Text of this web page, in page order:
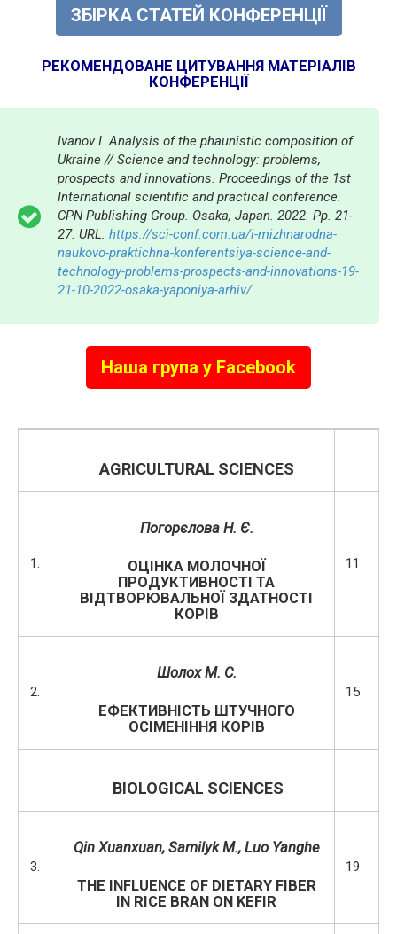
ЗБІРКА СТАТЕЙ КОНФЕРЕНЦІЇ
РЕКОМЕНДОВАНЕ ЦИТУВАННЯ МАТЕРІАЛІВ
КОНФЕРЕНЦІЇ
Ivanov I. Analysis of the phaunistic composition of
Ukraine // Science and technology: problems,
prospects and innovations. Proceedings of the 1st
International scientific and practical conference.
CPN Publishing Group. Osaka, Japan. 2022. Pp. 21-
27. URL: https://sci-conf.com.ua/i-mizhnarodna-
naukovo-praktichna-konferentsiya-science-and-
technology-problems-prospects-and-innovations-19-
21-10-2022-osaka-yaponiya-arhiv/.
Наша група у Facebook
AGRICULTURAL SCIENCES
1.
Погорєлова Н. Є.
ОЦІНКА МОЛОЧНОЇ
ПРОДУКТИВНОСТІ ТА
ВІДТВОРЮВАЛЬНОЇ ЗДАТНОСТІ
КОРІВ
11
2.
Шолох М. С.
ЕФЕКТИВНІСТЬ ШТУЧНОГО
ОСІМЕНІННЯ КОРІВ
15
BIOLOGICAL SCIENCES
3.
Qin Xuanxuan, Samilyk M., Luo Yanghe
THE INFLUENCE OF DIETARY FIBER
IN RICE BRAN ON KEFIR
19